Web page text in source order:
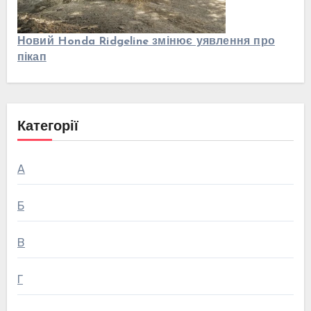
Новий Honda Ridgeline змінює уявлення про
пікап
Категорії
А
Б
В
Г